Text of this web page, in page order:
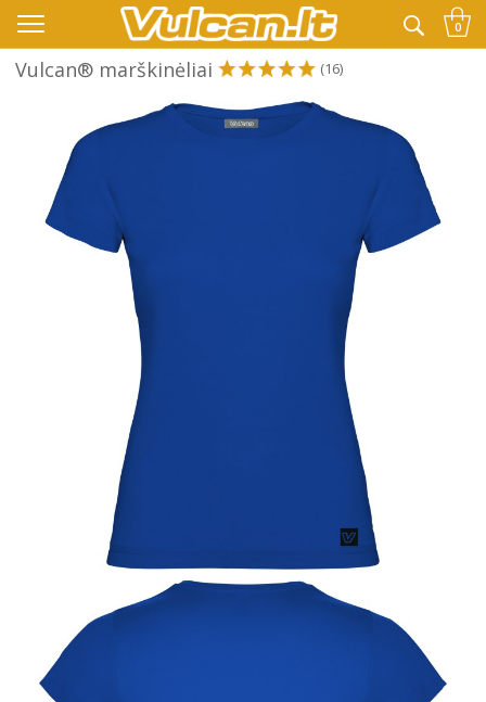
👉 -10% KODAS VISKAM PAPILDOMAI: VASARA 0
Vulcan® marškinėliai (16)